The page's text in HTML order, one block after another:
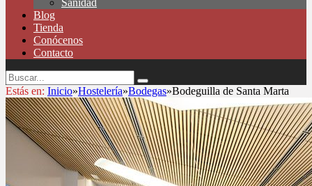
Sanidad
Blog
Tienda
Conócenos
Contacto
Estás en: Inicio»Hostelería»Bodegas»Bodeguilla de Santa Marta